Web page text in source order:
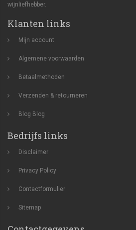
wijnliefhebber.
Klanten links
Mijn account
Algemene voorwaarden
Betaalmethoden
Verzenden & retourneren
Blog Blog
Bedrijfs links
Disclaimer
Privacy Policy
Contactformulier
Sitemap